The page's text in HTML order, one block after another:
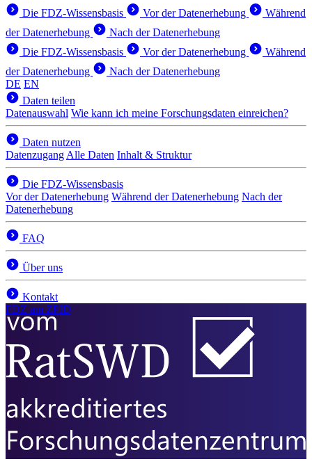
Die FDZ-Wissensbasis
Vor der Datenerhebung
Während
der Datenerhebung
Nach der Datenerhebung
Die FDZ-Wissensbasis
Vor der Datenerhebung
Während
der Datenerhebung
Nach der Datenerhebung
DE EN
Daten teilen
Datenauswahl Wie kann ich meine Forschungsdaten einreichen?
Daten nutzen
Datenzugang Alle Daten Inhalt & Struktur
Die FDZ-Wissensbasis
Vor der Datenerhebung Während der Datenerhebung Nach der
Datenerhebung
FAQ
Über uns
Kontakt
FDZ am ZPID